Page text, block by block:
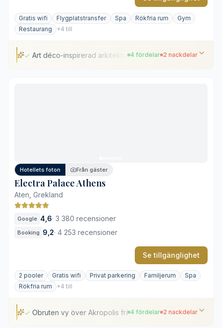
Gratis wifi Flygplatstransfer Spa Rökfria rum
Gym
Restaurang
+4 till
Art déco-inspirerad arkitektur 4 fördelar 2 nackdelar
Hotellets foton Från gäster
Electra Palace Athens
Aten, Grekland
Google 4,6· 3 380 recensioner
Booking 9,2· 4 253 recensioner
Se tillgänglighet
2 pooler Gratis wifi Privat parkering Familjerum
Spa
Rökfria rum
+4 till
Obruten vy över Akropolis från takterrassen
4 fördelar 2 nackdelar